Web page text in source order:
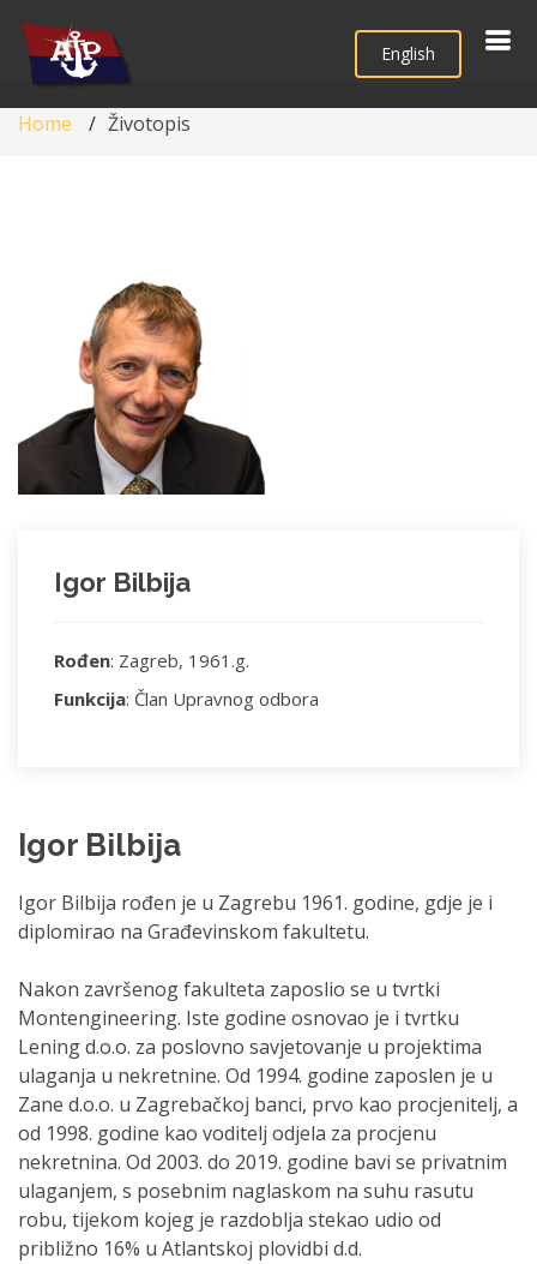
English
Home Životopis
Igor Bilbija
Rođen: Zagreb, 1961.g.
Funkcija: Član Upravnog odbora
Igor Bilbija
Igor Bilbija rođen je u Zagrebu 1961. godine, gdje je i
diplomirao na Građevinskom fakultetu.
Nakon završenog fakulteta zaposlio se u tvrtki
Montengineering. Iste godine osnovao je i tvrtku
Lening d.o.o. za poslovno savjetovanje u projektima
ulaganja u nekretnine. Od 1994. godine zaposlen je u
Zane d.o.o. u Zagrebačkoj banci, prvo kao procjenitelj, a
od 1998. godine kao voditelj odjela za procjenu
nekretnina. Od 2003. do 2019. godine bavi se privatnim
ulaganjem, s posebnim naglaskom na suhu rasutu
robu, tijekom kojeg je razdoblja stekao udio od
približno 16% u Atlantskoj plovidbi d.d.